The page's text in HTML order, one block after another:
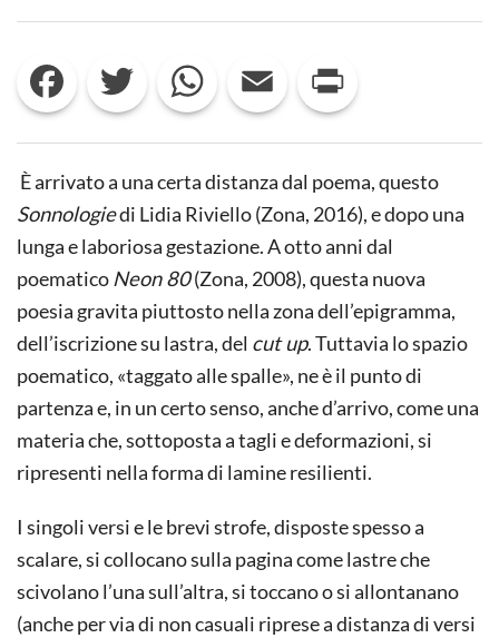
POESIA
SU
SONNOLOGIE
DI
RIVIELLO
Facebook Twitter WhatsApp Email
È arrivato a una certa distanza dal poema, questo
Sonnologiedi Lidia Riviello (Zona, 2016), e dopo una
lunga e laboriosa gestazione. A otto anni dal
poematico Neon 80(Zona, 2008), questa nuova
poesia gravita piuttosto nella zona dell’epigramma,
dell’iscrizione su lastra, del cut up. Tuttavia lo spazio
poematico, «taggato alle spalle», ne è il punto di
partenza e, in un certo senso, anche d’arrivo, come una
materia che, sottoposta a tagli e deformazioni, si
ripresenti nella forma di lamine resilienti.
I singoli versi e le brevi strofe, disposte spesso a
scalare, si collocano sulla pagina come lastre che
scivolano l’una sull’altra, si toccano o si allontanano
(anche per via di non casuali riprese a distanza di versi